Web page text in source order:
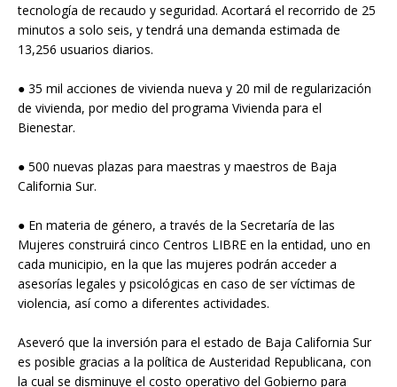
tecnología de recaudo y seguridad. Acortará el recorrido de 25
minutos a solo seis, y tendrá una demanda estimada de
13,256 usuarios diarios.
● 35 mil acciones de vivienda nueva y 20 mil de regularización
de vivienda, por medio del programa Vivienda para el
Bienestar.
● 500 nuevas plazas para maestras y maestros de Baja
California Sur.
● En materia de género, a través de la Secretaría de las
Mujeres construirá cinco Centros LIBRE en la entidad, uno en
cada municipio, en la que las mujeres podrán acceder a
asesorías legales y psicológicas en caso de ser víctimas de
violencia, así como a diferentes actividades.
Aseveró que la inversión para el estado de Baja California Sur
es posible gracias a la política de Austeridad Republicana, con
la cual se disminuye el costo operativo del Gobierno para